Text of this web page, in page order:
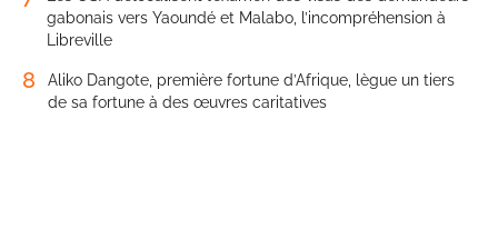
gabonais vers Yaoundé et Malabo, l’incompréhension à
Libreville
8
Aliko Dangote, première fortune d’Afrique, lègue un tiers
de sa fortune à des œuvres caritatives